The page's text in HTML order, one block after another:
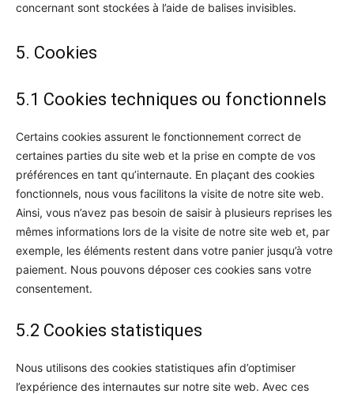
concernant sont stockées à l’aide de balises invisibles.
5. Cookies
5.1 Cookies techniques ou fonctionnels
Certains cookies assurent le fonctionnement correct de
certaines parties du site web et la prise en compte de vos
préférences en tant qu’internaute. En plaçant des cookies
fonctionnels, nous vous facilitons la visite de notre site web.
Ainsi, vous n’avez pas besoin de saisir à plusieurs reprises les
mêmes informations lors de la visite de notre site web et, par
exemple, les éléments restent dans votre panier jusqu’à votre
paiement. Nous pouvons déposer ces cookies sans votre
consentement.
5.2 Cookies statistiques
Nous utilisons des cookies statistiques afin d’optimiser
l’expérience des internautes sur notre site web. Avec ces